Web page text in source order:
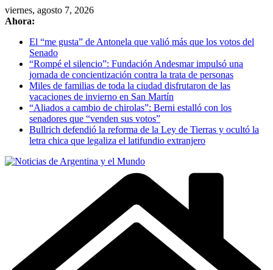
Skip
to
viernes, agosto 7, 2026
Ahora:
El “me gusta” de Antonela que valió más que los votos del
Senado
“Rompé el silencio”: Fundación Andesmar impulsó una
jornada de concientización contra la trata de personas
Miles de familias de toda la ciudad disfrutaron de las
vacaciones de invierno en San Martín
“Aliados a cambio de chirolas”: Berni estalló con los
senadores que “venden sus votos”
Bullrich defendió la reforma de la Ley de Tierras y ocultó la
letra chica que legaliza el latifundio extranjero